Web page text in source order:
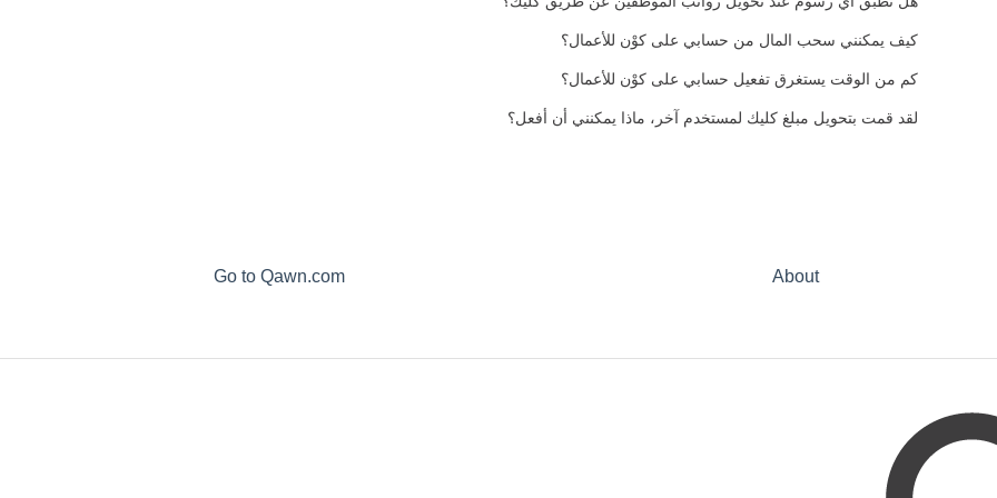
كيف يمكنني سحب المال من حسابي على كوْن للأعمال؟
كم من الوقت يستغرق تفعيل حسابي على كوْن للأعمال؟
لقد قمت بتحويل مبلغ كليك لمستخدم آخر، ماذا يمكنني أن أفعل؟
About
Go to Qawn.com